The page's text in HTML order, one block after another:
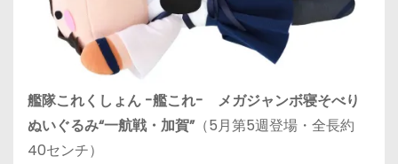
艦隊これくしょん -艦これ- メガジャンボ寝そべり
ぬいぐるみ“一航戦・加賀”（5月第5週登場・全長約
40センチ）